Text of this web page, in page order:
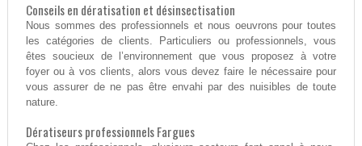
Conseils en dératisation et désinsectisation
Nous sommes des professionnels et nous oeuvrons pour toutes
les catégories de clients. Particuliers ou professionnels, vous
êtes soucieux de l’environnement que vous proposez à votre
foyer ou à vos clients, alors vous devez faire le nécessaire pour
vous assurer de ne pas être envahi par des nuisibles de toute
nature.
Dératiseurs professionnels Fargues